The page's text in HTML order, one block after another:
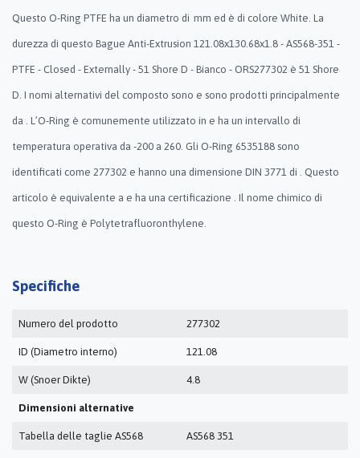
Questo O-Ring PTFE ha un diametro di mm ed è di colore White. La
durezza di questo Bague Anti-Extrusion 121.08x130.68x1.8 - AS568-351 -
PTFE - Closed - Externally - 51 Shore D - Bianco - ORS277302 è 51 Shore
D. I nomi alternativi del composto sono e sono prodotti principalmente
da . L’O-Ring è comunemente utilizzato in e ha un intervallo di
temperatura operativa da -200 a 260. Gli O-Ring 6535188 sono
identificati come 277302 e hanno una dimensione DIN 3771 di . Questo
articolo è equivalente a e ha una certificazione . Il nome chimico di
questo O-Ring è Polytetrafluoronthylene.
Specifiche
Numero del prodotto 277302
ID (Diametro interno) 121.08
W (Snoer Dikte) 4.8
Dimensioni alternative
Tabella delle taglie AS568 AS568 351